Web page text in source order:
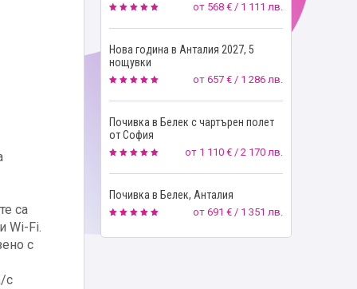
са
Wi-Fi.
с
с
от 568 € / 1 111 лв.
Нова година в Анталия 2027, 5
нощувки
от 657 € / 1 286 лв.
Почивка в Белек с чартърен полет
от София
от 1 110 € / 2 170 лв.
Почивка в Белек, Анталия
от 691 € / 1 351 лв.